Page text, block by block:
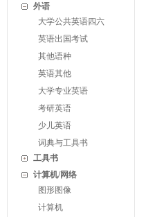
外语
大学公共英语四六
英语出国考试
其他语种
英语其他
大学专业英语
考研英语
少儿英语
词典与工具书
工具书
计算机/网络
图形图像
计算机